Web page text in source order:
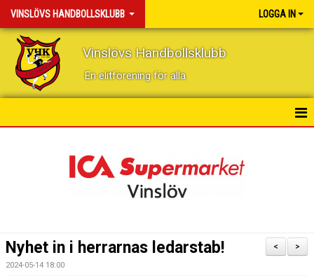
VINSLÖVS HANDBOLLSKLUBB LOGGA IN
Vinslövs Handbollsklubb
En elitförening för alla
BILDGALLERI
>
<
Nyhet in i herrarnas ledarstab!
2024-05-14 18:00